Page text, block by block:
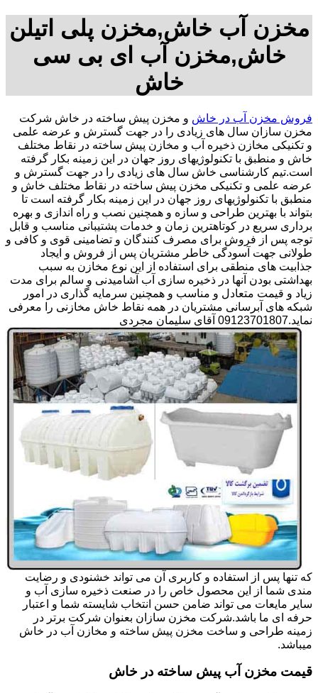
مخزن آب خاش,مخزن پلی اتیلن
خاش,مخزن آب ای بی سی
خاش
فروش مخزن آب در خاش و مخزن پیش ساخته در خاش شرکت
مخزن سازان سال های زیادی را در جهت گسترش و عرضه علمی
و تکنیکی مخازن ذخیره آب و مخازن پیش ساخته در نقاط مختلف
خاش و منطبق با تکنولوژیهای روز جهان در این زمینه بکار گرفته
است.تیم کارشناسی خاش سال های زیادی را در جهت گسترش و
عرضه علمی و تکنیکی مخزن پیش ساخته در نقاط مختلف خاش و
منطبق با تکنولوژیهای روز جهان در این زمینه بکار گرفته است تا
بتواند با بهترین طراحی و سازه و همچنین نصب و راه اندازی و بهره
برداری سریع در کوتاهترین زمان و خدمات پشتیبانی مناسب و قابل
توجه پس از فروش برای مصرف کنندگان و تضامینی قوی و کافی و
طولانی جهت آسودگی خاطر مشتریان پس از فروش و ایجاد
جذابیت های منطقی برای استفاده از این نوع مخازن به سبب
بهداشتی بودن آنها در ذخیره سازی آب آشامیدنی و سالم برای مدت
زیاد و قیمت متعادل و مناسب و همچنین سرمایه گذاری در امور
شبکه های آبرسانی مشتریان در همه نقاط خاش مخازنی را معرفی
نماید.09123701807 آقای سلیمان مجردی
که تنها پس از استفاده و کاربری آن می تواند خشنودی و رضایت
مندی شما از این محصول خاص را در صنعت ذخیره سازی آب و
سایر مایعات می تواند ضامن حسن انتخاب شایسته شما و اعتبار
حرفه ای ما باشد.شرکت مخزن سازان بعنوان شرکت برتر در
زمینه طراحی و ساخت مخزن پیش ساخته و مخازن آب در خاش
میباشد.
قیمت مخزن آب پیش ساخته در خاش